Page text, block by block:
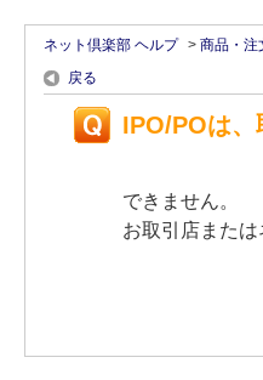
ネット倶楽部 ヘルプ > 商品・注
戻る
IPO/POは、
できません。
お取引店または